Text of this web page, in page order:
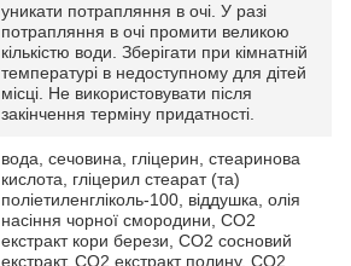
уникати потрапляння в очі. У разі
потрапляння в очі промити великою
кількістю води. Зберігати при кімнатній
температурі в недоступному для дітей
місці. Не використовувати після
закінчення терміну придатності.
вода, сечовина, гліцерин, стеаринова
кислота, гліцерил стеарат (та)
поліетиленгліколь-100, віддушка, олія
насіння чорної смородини, CO2
екстракт кори берези, CO2 сосновий
екстракт, CO2 екстракт полину, CO2